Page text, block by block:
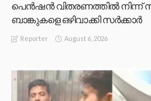
പെൻഷൻ വിതരണത്തിൽ
ബാങ്കുകളെ ഒഴിവാക്കി സർക്കാർ
Reporter August 6, 2026